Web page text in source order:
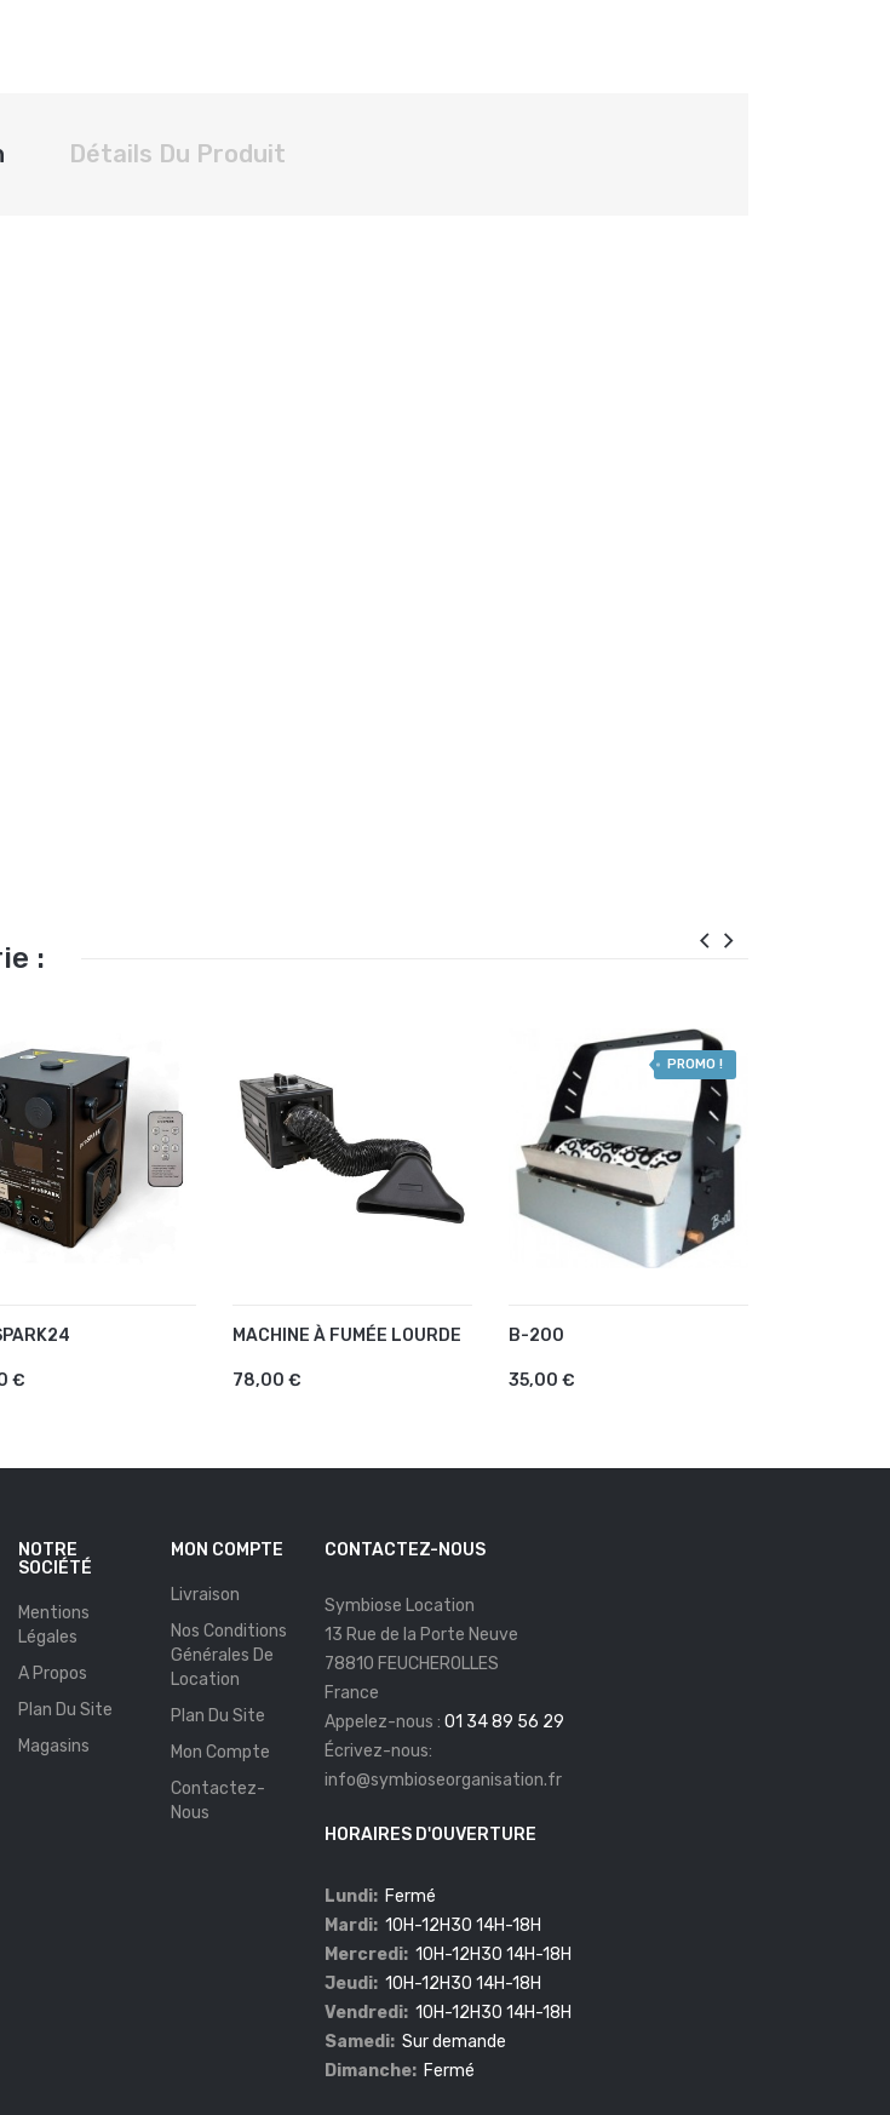
Détails Du Produit
:
€
AU PANIER MACHINE À FUMÉE LOURDE
78,00 €
AJOUTER AU PANIER
PROMO !
B-200
35,00 €
AJOUTER AU PANIER
NOTRE
SOCIÉTÉ
Mentions
Légales
A Propos
Plan Du Site
Magasins
MON COMPTE
Livraison
Nos Conditions
Générales De
Location
Plan Du Site
Mon Compte
Contactez-
Nous
CONTACTEZ-NOUS
Symbiose Location
13 Rue de la Porte Neuve
78810 FEUCHEROLLES
France
Appelez-nous : 01 34 89 56 29
Écrivez-nous:
info@symbioseorganisation.fr
HORAIRES D'OUVERTURE
Lundi: Fermé
Mardi: 10H-12H30 14H-18H
Mercredi: 10H-12H30 14H-18H
Jeudi: 10H-12H30 14H-18H
Vendredi: 10H-12H30 14H-18H
Samedi: Sur demande
Dimanche: Fermé